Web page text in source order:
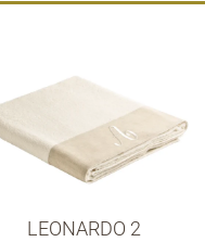
LEONARDO 2